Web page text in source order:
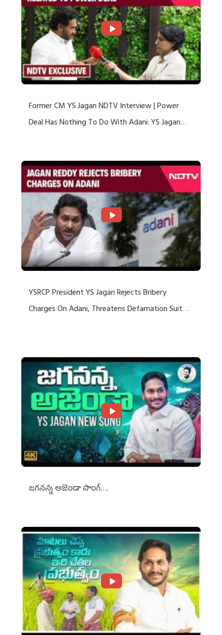
Former CM YS Jagan NDTV Interview | Power
Deal Has Nothing To Do With Adani: YS Jagan
YSRCP President YS Jagan Rejects Bribery
Charges On Adani, Threatens Defamation Suit
జగనన్న అజెండా సాంగ్….